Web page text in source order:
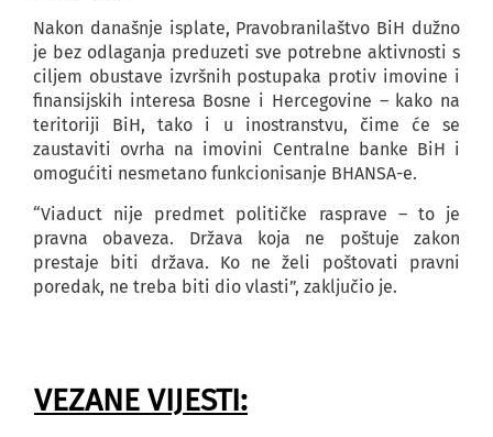
Nakon današnje isplate, Pravobranilaštvo BiH dužno
je bez odlaganja preduzeti sve potrebne aktivnosti s
ciljem obustave izvršnih postupaka protiv imovine i
finansijskih interesa Bosne i Hercegovine – kako na
teritoriji BiH, tako i u inostranstvu, čime će se
zaustaviti ovrha na imovini Centralne banke BiH i
omogućiti nesmetano funkcionisanje BHANSA-e.
“Viaduct nije predmet političke rasprave – to je
pravna obaveza. Država koja ne poštuje zakon
prestaje biti država. Ko ne želi poštovati pravni
poredak, ne treba biti dio vlasti”, zaključio je.
VEZANE VIJESTI: